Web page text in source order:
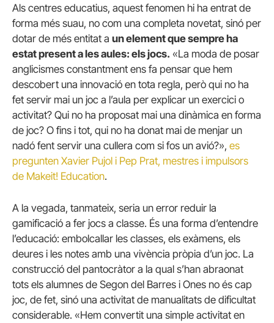
Als centres educatius, aquest fenomen hi ha entrat de
forma més suau, no com una completa novetat, sinó per
dotar de més entitat a un element que sempre ha
estat present a les aules: els jocs. «La moda de posar
anglicismes constantment ens fa pensar que hem
descobert una innovació en tota regla, però qui no ha
fet servir mai un joc a l’aula per explicar un exercici o
activitat? Qui no ha proposat mai una dinàmica en forma
de joc? O fins i tot, qui no ha donat mai de menjar un
nadó fent servir una cullera com si fos un avió?», es
pregunten Xavier Pujol i Pep Prat, mestres i impulsors
de Makeit! Education.
A la vegada, tanmateix, seria un error reduir la
gamificació a fer jocs a classe. És una forma d’entendre
l’educació: embolcallar les classes, els exàmens, els
deures i les notes amb una vivència pròpia d’un joc. La
construcció del pantocràtor a la qual s’han abraonat
tots els alumnes de Segon del Barres i Ones no és cap
joc, de fet, sinó una activitat de manualitats de dificultat
considerable. «Hem convertit una simple activitat en